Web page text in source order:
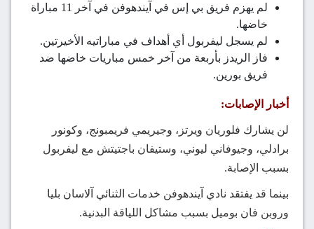
لم يهزم فريق بي إس في آيندهوفن في آخر 11 مباراة
خاضها.
لم يسجل ليفربول أي أهداف في مباراتيه الأخيرتين.
فاز الريدز بأربعة من آخر خمس مباريات خاضها ضد
فريق بورين.
أخبار الإصابات:
لن يشارك فلوريان ويرتز، وجيريمي فريمبونج، وكونور
برادلي، وجيوفاني ليوني، وستيفان باجتيتش مع ليفربول
بسبب الإصابة.
بينما قد يفتقد نادي آيندهوفن خدمات الثنائي آلاسان بليا
وروبن فان بوميل بسبب مشاكل اللياقة البدنية.